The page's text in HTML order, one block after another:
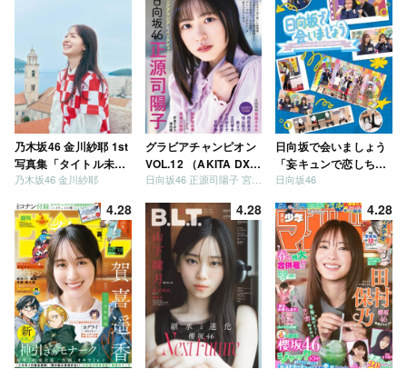
乃木坂46 金川紗耶 1st
写真集「タイトル未
定」
乃木坂46 金川紗耶
グラビアチャンピオン
VOL.12 （AKITA DXシ
リーズ）
日向坂46 正源司陽子 宮地すみれ
日向坂で会いましょう
「妄キュンで恋しちゃ
いましょう」「どっち
う」「ご褒美でロケし
ましょう」「フレンド
リーになりましょう」
「笑って卒業を祝いま
しょう」 [Blu-ray]
日向坂46
4.28 4.28 4.28